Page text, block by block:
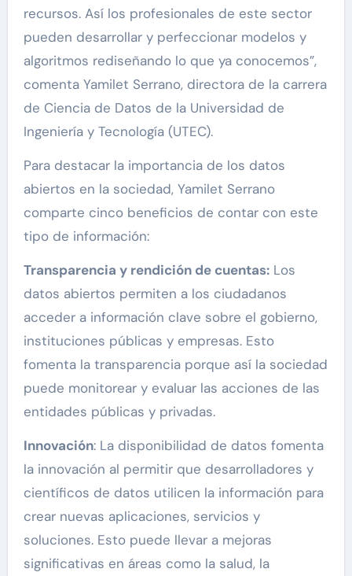
recursos. Así los profesionales de este sector
pueden desarrollar y perfeccionar modelos y
algoritmos rediseñando lo que ya conocemos”,
comenta Yamilet Serrano, directora de la carrera
de Ciencia de Datos de la Universidad de
Ingeniería y Tecnología (UTEC).
Para destacar la importancia de los datos
abiertos en la sociedad, Yamilet Serrano
comparte cinco beneficios de contar con este
tipo de información:
Transparencia y rendición de cuentas:Los
datos abiertos permiten a los ciudadanos
acceder a información clave sobre el gobierno,
instituciones públicas y empresas. Esto
fomenta la transparencia porque así la sociedad
puede monitorear y evaluar las acciones de las
entidades públicas y privadas.
Innovación: La disponibilidad de datos fomenta
la innovación al permitir que desarrolladores y
científicos de datos utilicen la información para
crear nuevas aplicaciones, servicios y
soluciones. Esto puede llevar a mejoras
significativas en áreas como la salud, la